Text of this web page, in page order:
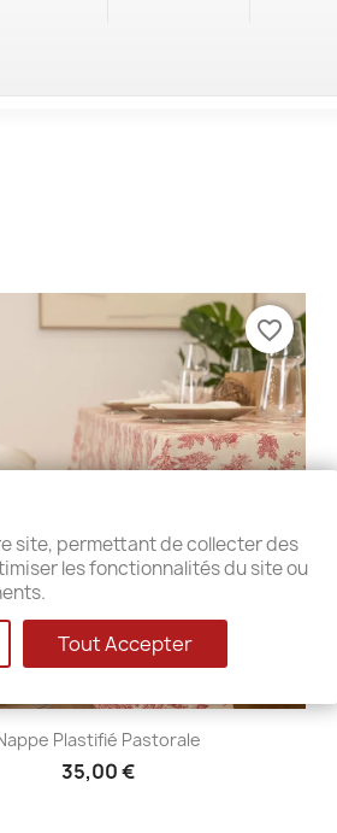
Aperçu rapide
Plastifié Pastorale
35,00 €
favorite_border
site, permettant de collecter des
les fonctionnalités du site ou
Tout Accepter